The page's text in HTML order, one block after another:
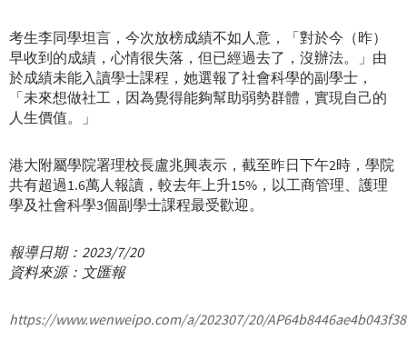
考生李同學坦言，今次放榜成績不如人意，「對於今（昨）
早收到的成績，心情很失落，但已經過去了，沒辦法。」由
於成績未能入讀學士課程，她選報了社會科學的副學士，
「未來想做社工，因為覺得能夠幫助弱勢群體，實現自己的
人生價值。」
港大附屬學院署理校長盧兆興表示，截至昨日下午2時，學院
共有超過1.6萬人報讀，較去年上升15%，以工商管理、護理
學及社會科學3個副學士課程最受歡迎。
報導日期：2023/7/20
資料來源：文匯報
https://www.wenweipo.com/a/202307/20/